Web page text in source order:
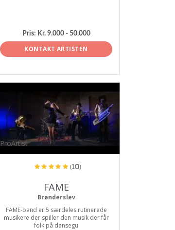
Pris: Kr. 9.000 - 50.000
KONTAKT ARTISTEN
ProArtist
(10)
FAME
Brønderslev
FAME-band er 5 særdeles rutinerede
musikere der spiller den musik der får
folk på dansegu